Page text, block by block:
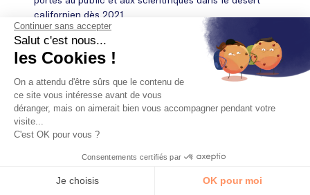
californien dès 2021.
Continuer sans accepter
Salut c'est nous...
les Cookies !
On a attendu d'être sûrs que le contenu de
ce site vous intéresse avant de vous
déranger, mais on aimerait bien vous accompagner pendant votre
visite...
C'est OK pour vous ?
Consentements certifiés par
Je choisis OK pour moi